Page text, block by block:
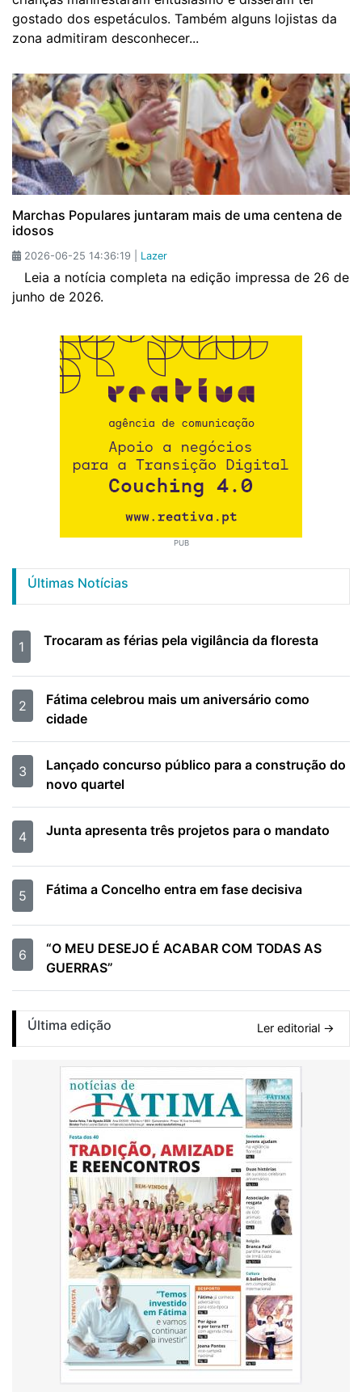
gostado dos espetáculos. Também alguns lojistas da
zona admitiram desconhecer...
Marchas Populares juntaram mais de uma centena de
idosos
2026-06-25 14:36:19 | Lazer
Leia a notícia completa na edição impressa de 26 de
junho de 2026.
PUB
Últimas Notícias
1 Trocaram as férias pela vigilância da floresta
2
Fátima celebrou mais um aniversário como
cidade
3
Lançado concurso público para a construção do
novo quartel
4 Junta apresenta três projetos para o mandato
5 Fátima a Concelho entra em fase decisiva
6
“O MEU DESEJO É ACABAR COM TODAS AS
GUERRAS”
Última edição Ler editorial →